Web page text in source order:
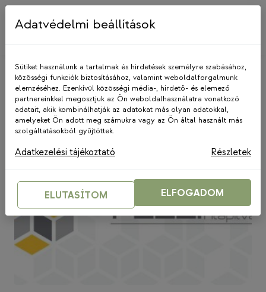
Skip
PKA
Adatvédelmi beállítások
Sütiket használunk a tartalmak és hirdetések személyre szabásához,
közösségi funkciók biztosításához, valamint weboldalforgalmunk
elemzéséhez. Ezenkívül közösségi média-, hirdető- és elemező
partnereinkkel megosztjuk az Ön weboldalhasználatra vonatkozó
adatait, akik kombinálhatják az adatokat más olyan adatokkal,
amelyeket Ön adott meg számukra vagy az Ön által használt más
szolgáltatásokból gyűjtöttek.
Adatkezelési tájékoztató Részletek
ELUTASÍTOM ELFOGADOM